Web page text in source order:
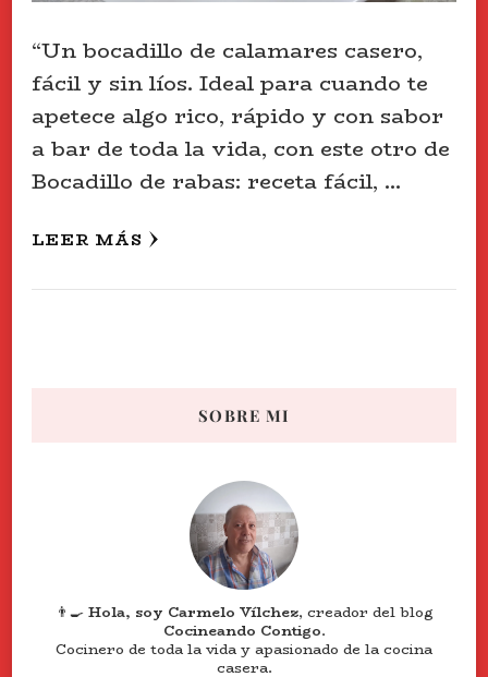
“Un bocadillo de calamares casero,
fácil y sin líos. Ideal para cuando te
apetece algo rico, rápido y con sabor
a bar de toda la vida, con este otro de
Bocadillo de rabas: receta fácil, …
LEER MÁS
SOBRE MI
👨‍🍳 Hola, soy Carmelo Vílchez, creador del blog
Cocineando Contigo.
Cocinero de toda la vida y apasionado de la cocina
casera.